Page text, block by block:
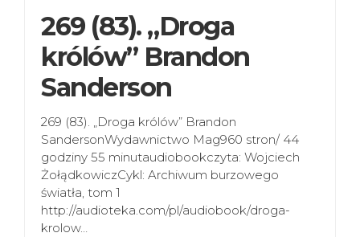
269 (83). „Droga
królów” Brandon
Sanderson
269 (83). „Droga królów” Brandon
SandersonWydawnictwo Mag960 stron/ 44
godziny 55 minutaudiobookczyta: Wojciech
ŻołądkowiczCykl: Archiwum burzowego
światła, tom 1
http://audioteka.com/pl/audiobook/droga-
krolow…